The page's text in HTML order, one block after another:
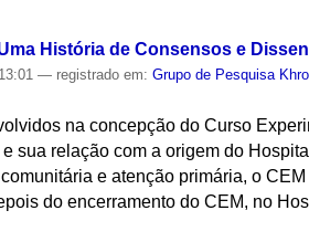
História de Consensos e
— registrado em:Grupo de Pesquisa
na concepção do Curso
sua relação com a origem do Hospital
e atenção primária, o
do encerramento do CEM, no